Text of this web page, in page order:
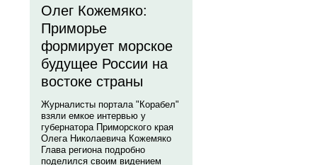
Олег Кожемяко:
Приморье
формирует морское
будущее России на
востоке страны
Журналисты портала "Корабел"
взяли емкое интервью у
губернатора Приморского края
Олега Николаевича Кожемяко
Глава региона подробно
поделился своим видением